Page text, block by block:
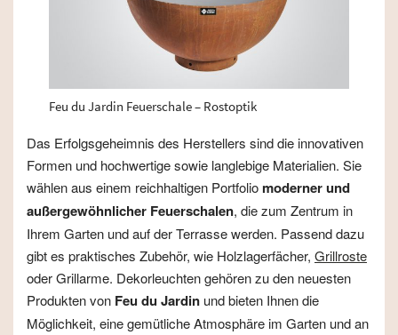
Feu du Jardin Feuerschale – Rostoptik
Das Erfolgsgeheimnis des Herstellers sind die innovativen
Formen und hochwertige sowie langlebige Materialien. Sie
wählen aus einem reichhaltigen Portfolio moderner und
außergewöhnlicher Feuerschalen, die zum Zentrum in
Ihrem Garten und auf der Terrasse werden. Passend dazu
gibt es praktisches Zubehör, wie Holzlagerfächer, Grillroste
oder Grillarme. Dekorleuchten gehören zu den neuesten
Produkten von Feu du Jardin und bieten Ihnen die
Möglichkeit, eine gemütliche Atmosphäre im Garten und an